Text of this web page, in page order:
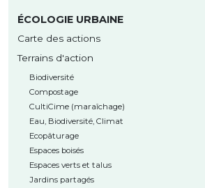
ÉCOLOGIE URBAINE
Carte des actions
Terrains d'action
Biodiversité
Compostage
CultiCime (maraîchage)
Eau, Biodiversité, Climat
Ecopâturage
Espaces boisés
Espaces verts et talus
Jardins partagés